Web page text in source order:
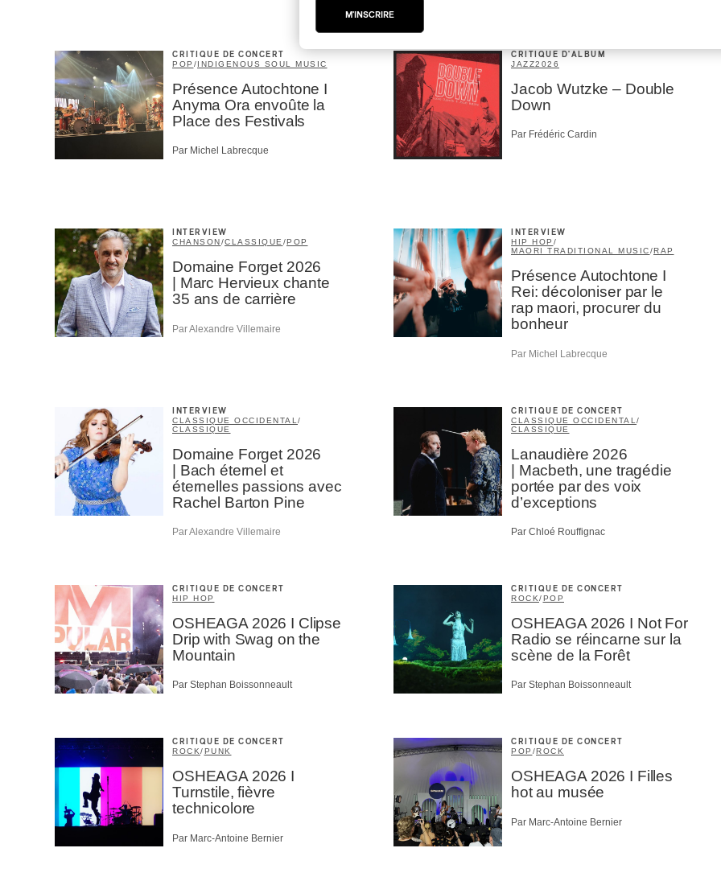
CRITIQUE DE CONCERT
POP /INDIGENOUS SOUL MUSIC
Présence Autochtone I
Anyma Ora envoûte la
Place des Festivals
Par Michel Labrecque
CRITIQUE D'ALBUM
JAZZ2026
Jacob Wutzke – Double
Down
Par Frédéric Cardin
INTERVIEW
CHANSON/CLASSIQUE /POP
Domaine Forget 2026
| Marc Hervieux chante
35 ans de carrière
Par Alexandre Villemaire
INTERVIEW
HIP HOP /
MAORI TRADITIONAL MUSIC/RAP
Présence Autochtone I
Rei: décoloniser par le
rap maori, procurer du
bonheur
Par Michel Labrecque
INTERVIEW
CLASSIQUE OCCIDENTAL /
CLASSIQUE
Domaine Forget 2026
| Bach éternel et
éternelles passions avec
Rachel Barton Pine
Par Alexandre Villemaire
CRITIQUE DE CONCERT
CLASSIQUE OCCIDENTAL /
CLASSIQUE
Lanaudière 2026
| Macbeth, une tragédie
portée par des voix
d’exceptions
Par Chloé Rouffignac
CRITIQUE DE CONCERT
HIP HOP
OSHEAGA 2026 I Clipse
Drip with Swag on the
Mountain
Par Stephan Boissonneault
CRITIQUE DE CONCERT
ROCK/POP
OSHEAGA 2026 I Not For
Radio se réincarne sur la
scène de la Forêt
Par Stephan Boissonneault
CRITIQUE DE CONCERT
ROCK/ PUNK
OSHEAGA 2026 I
Turnstile, fièvre
technicolore
Par Marc-Antoine Bernier
CRITIQUE DE CONCERT
POP /ROCK
OSHEAGA 2026 I Filles
hot au musée
Par Marc-Antoine Bernier
M'INSCRIRE